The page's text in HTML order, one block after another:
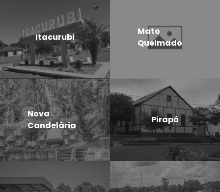
Itacurubi
Mato
Queimado
Nova
Candelária
Pirapó